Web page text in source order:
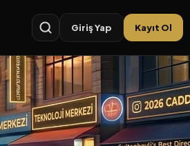
Giriş Yap Kayıt Ol